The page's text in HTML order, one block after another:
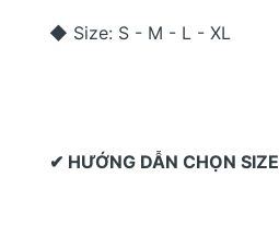
◆ Size: S - M - L - XL
✔ HƯỚNG DẪN CHỌN SIZE